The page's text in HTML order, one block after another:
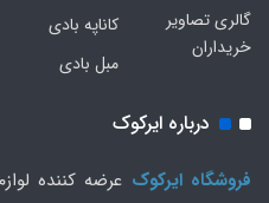
گالری تصاویر
خریداران
کاناپه بادی
مبل بادی
درباره ایرکوک
فروشگاه ایرکوک عرضه کننده